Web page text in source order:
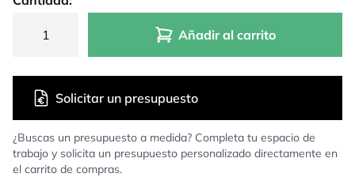
Añadir al carrito
¿Buscas un presupuesto a medida? Completa tu espacio de
trabajo y solicita un presupuesto personalizado directamente en
el carrito de compras.
Solicitar un presupuesto